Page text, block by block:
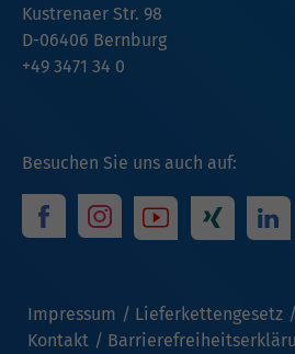
Besuchen Sie uns auch auf:
Impressum Lieferkettengesetz
Kontakt
Kustrenaer Str. 98
D-06406 Bernburg
+49 3471 34 0